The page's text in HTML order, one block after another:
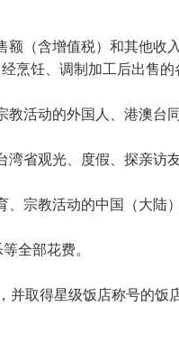
（含增值税）和其他收
烹饪、调制加工后出售的
活动的外国人、港澳台
省观光、度假、探亲访
宗教活动的中国（大陆
全部花费。
并取得星级饭店称号的饭